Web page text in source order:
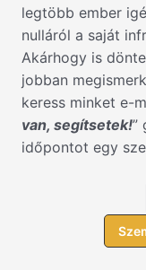
legtöbb ember
nulláról a saját
Akárhogy is
jobban
keress minket e-
van, segítsetek!”
időpontot egy